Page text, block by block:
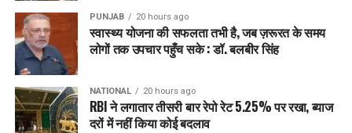
पर 25% Additional Tariff, दोनों देशों के रिश्तों में तनाव की आहट
DON'T MISS
British Report पर Bharat की सख्त प्रतिक्रिया – “Baseless
और Politically Motivated Allegations”
PUNJAB 20 hours ago
स्वास्थ्य योजना की सफलता तभी है, जब ज़रूरत के समय
लोगों तक उपचार पहुँच सके : डॉ. बलबीर सिंह
NATIONAL 20 hours ago
RBI ने लगातार तीसरी बार रेपो रेट 5.25% पर रखा, ब्याज
दरों में नहीं किया कोई बदलाव